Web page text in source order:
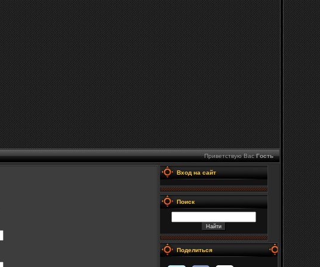
Приветствую Вас Гость
Вход на сайт
Поиск
Поделиться